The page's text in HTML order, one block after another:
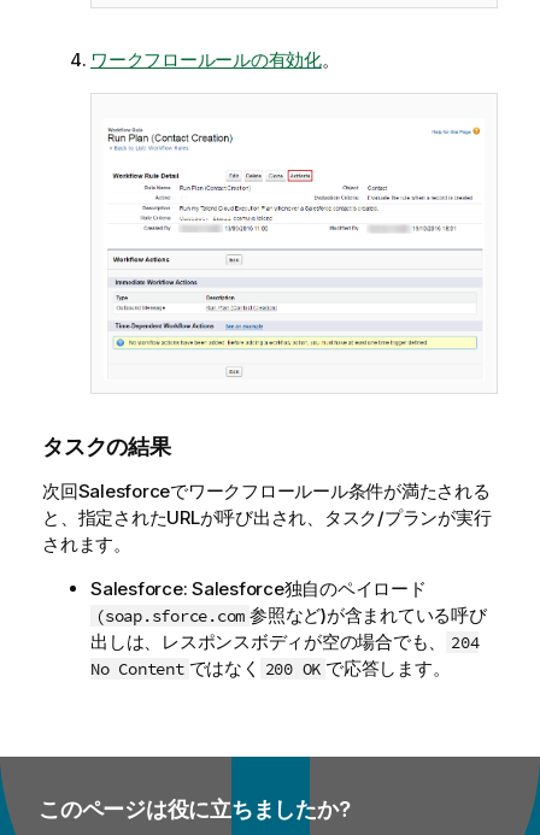
ワークフロールールの有効化。
タスクの結果
次回Salesforceでワークフロールール条件が満たされる
と、指定されたURLが呼び出され、タスク/プランが実行
されます。
Salesforce: Salesforce独自のペイロード
(soap.sforce.com 参照など)が含まれている呼び
出しは、レスポンスボディが空の場合でも、
204
No Content ではなく 200 OK で応答します。
このページは役に立ちましたか?